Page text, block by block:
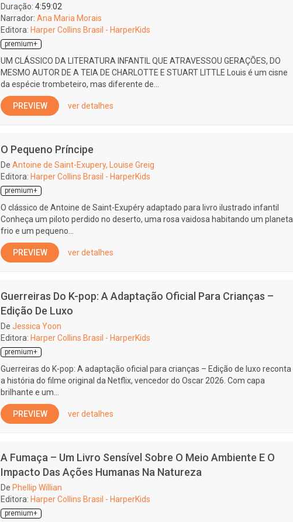
Duração: 4:59:02
Narrador: Ana Maria Morais
Editora: Harper Collins Brasil - HarperKids
premium+
UM CLÁSSICO DA LITERATURA INFANTIL QUE ATRAVESSOU GERAÇÕES, DO
MESMO AUTOR DE A TEIA DE CHARLOTTE E STUART LITTLE Louis é um cisne
da espécie trombeteiro, mas diferente de...
PREVIEW ver detalhes
O Pequeno Príncipe
De Antoine de Saint-Exupery, Louise Greig
Editora: Harper Collins Brasil - HarperKids
premium+
O clássico de Antoine de Saint-Exupéry adaptado para livro ilustrado infantil
Conheça um piloto perdido no deserto, uma rosa vaidosa habitando um planeta
frio e um pequeno...
PREVIEW ver detalhes
Guerreiras Do K-pop: A Adaptação Oficial Para Crianças –
Edição De Luxo
De Jessica Yoon
Editora: Harper Collins Brasil - HarperKids
premium+
Guerreiras do K-pop: A adaptação oficial para crianças – Edição de luxo reconta
a história do filme original da Netflix, vencedor do Oscar 2026. Com capa
brilhante e um...
PREVIEW ver detalhes
A Fumaça – Um Livro Sensível Sobre O Meio Ambiente E O
Impacto Das Ações Humanas Na Natureza
De Phellip Willian
Editora: Harper Collins Brasil - HarperKids
premium+